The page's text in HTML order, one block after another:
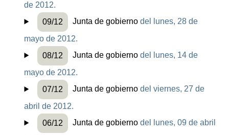
de 2012.
09/12
Junta de gobiernodel lunes, 28 de
mayo de 2012.
08/12
Junta de gobiernodel lunes, 14 de
mayo de 2012.
07/12
Junta de gobiernodel viernes, 27 de
abril de 2012.
06/12
Junta de gobiernodel lunes, 09 de abril